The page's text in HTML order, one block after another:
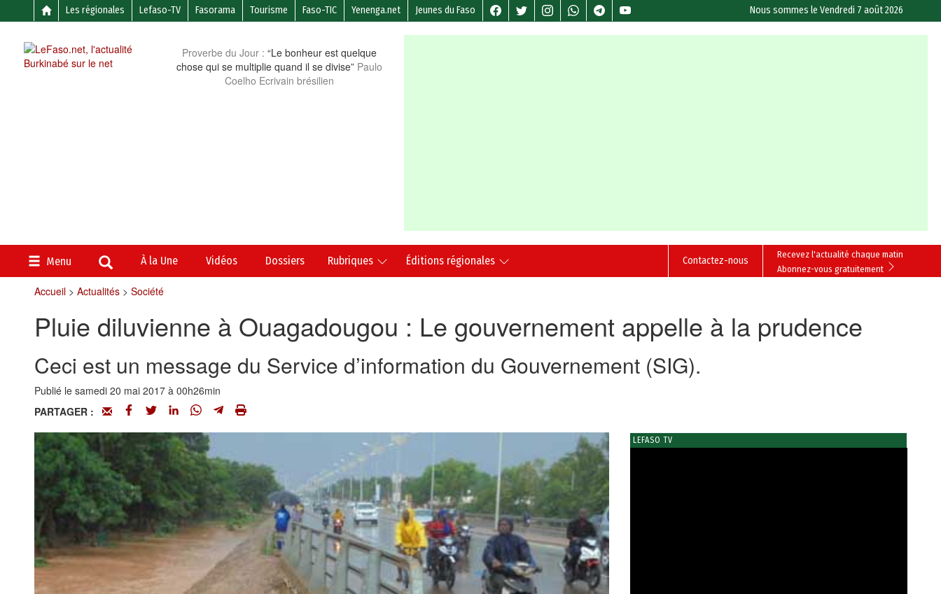
Les régionales Lefaso-TV Fasorama Tourisme Faso-TIC Yenenga.net Jeunes du Faso Nous sommes leVendredi 7 août 2026
Proverbe du Jour : “Le bonheur est quelque
chose qui se multiplie quand il se divise” Paulo
Coelho Ecrivain brésilien
Menu À la Une Vidéos Dossiers Rubriques Éditions régionales
Recevez l'actualité chaque matin
Abonnez-vous gratuitement
Contactez-nous
Accueil> Actualités> Société
Pluie diluvienne à Ouagadougou : Le gouvernement appelle à la prudence
Ceci est un message du Service d’information du Gouvernement (SIG).
Publié le samedi 20 mai 2017 à 00h26min
PARTAGER :
LEFASO TV